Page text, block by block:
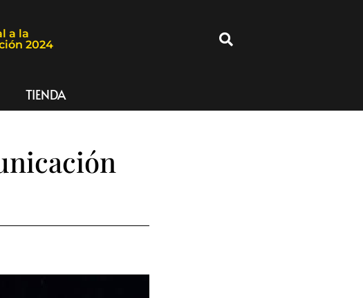
a la
2024
TIENDA